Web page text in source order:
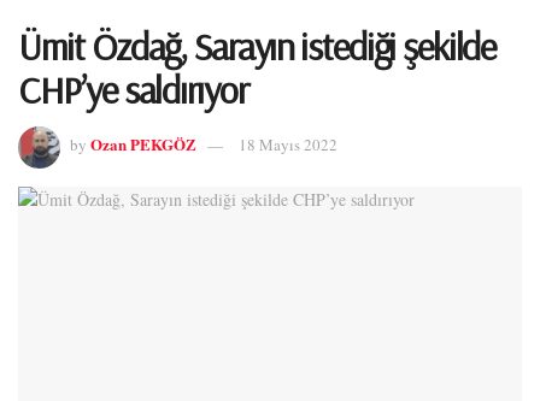
Ümit Özdağ, Sarayın istediği şekilde
CHP’ye saldırıyor
by Ozan PEKGÖZ 18 Mayıs 2022